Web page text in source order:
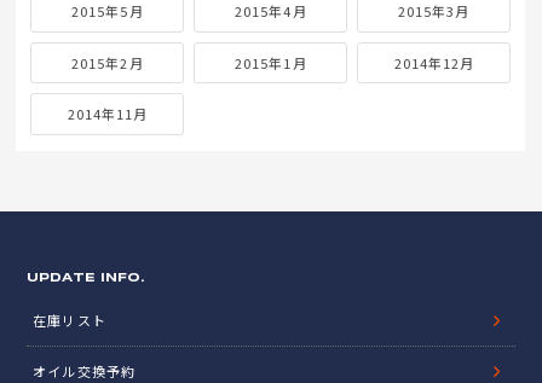
2015年5月 2015年4月 2015年3月
2015年2月 2015年1月 2014年12月
2014年11月
UPDATE INFO.
在庫リスト
オイル交換予約